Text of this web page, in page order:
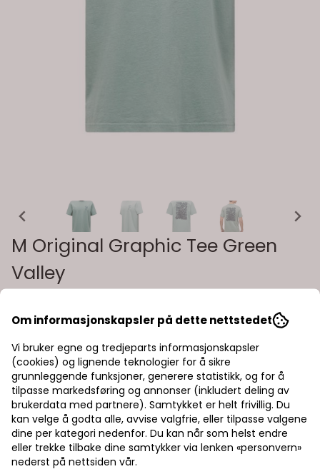
M Original Graphic Tee Green
Valley
Peak Performance Original Graphic Tee er en klassisk t-
Jerseystoffet er laget av førsteklasses bomull for å gi deg
den ekstra mykheten som gjør den fantastisk å ha på seg.
Farge: green valley Egenskaper: bomullsjersey bilde på rygg
normal passform
Les mer
455,- 650,- - 30%
Velg størrelse
Om informasjonskapsler på dette nettstedet
Vi bruker egne og tredjeparts informasjonskapsler
(cookies) og lignende teknologier for å sikre
grunnleggende funksjoner, generere statistikk, og for å
tilpasse markedsføring og annonser (inkludert deling av
brukerdata med partnere). Samtykket er helt frivillig. Du
kan velge å godta alle, avvise valgfrie, eller tilpasse valgene
dine per kategori nedenfor. Du kan når som helst endre
eller trekke tilbake dine samtykker via lenken «personvern»
nederst på nettsiden vår.